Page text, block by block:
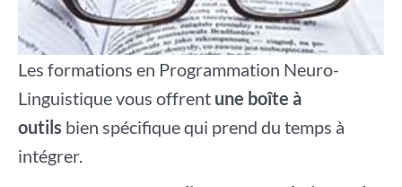
Les formations en Programmation Neuro-
Linguistique vous offrent une boîte à
outils bien spécifique qui prend du temps à
intégrer.